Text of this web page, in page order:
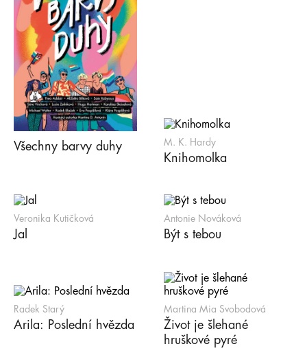
Všechny barvy duhy M. K. Hardy
Knihomolka
Veronika Kutičková
Jal
Antonie Nováková
Být s tebou
Radek Starý
Arila: Poslední hvězda
Martina Mia Svobodová
Život je šlehané
hruškové pyré